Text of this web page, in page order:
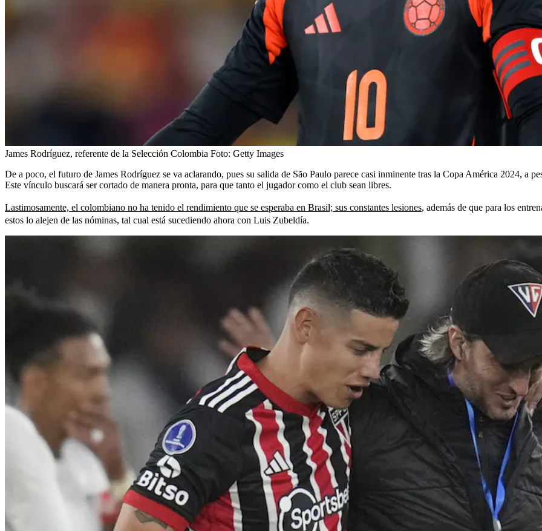
James Rodríguez, referente de la Selección Colombia Foto: Getty Images
De a poco, el futuro de James Rodríguez se va aclarando, pues su salida de São Paulo parece casi inminente tras la Copa América 2024, a
Este vínculo buscará ser cortado de manera pronta, para que tanto el jugador como el club sean libres.
Lastimosamente, el colombiano no ha tenido el rendimiento que se esperaba en Brasil; sus constantes lesiones, además de que para los
estos lo alejen de las nóminas, tal cual está sucediendo ahora con Luis Zubeldía.